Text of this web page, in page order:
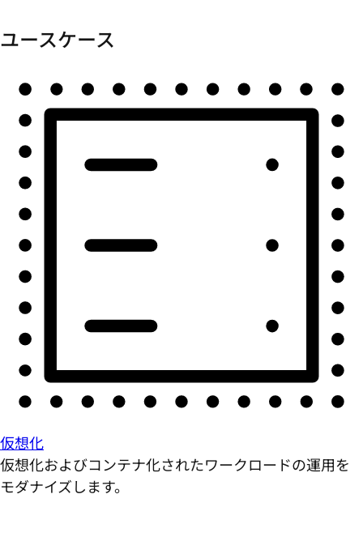
ユースケース
仮想化
仮想化およびコンテナ化されたワークロードの運用を
モダナイズします。